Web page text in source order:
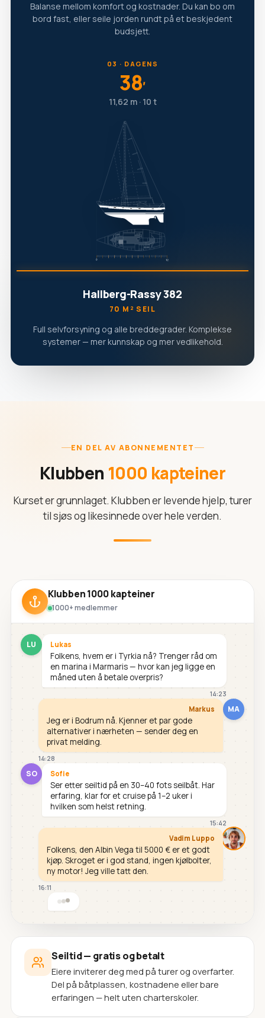
Balanse mellom komfort og kostnader. Du kan bo om
bord fast, eller seile jorden rundt på et beskjedent
budsjett.
03 · DAGENS
38′
11,62 m · 10 t
Hallberg-Rassy 382
70 M² SEIL
Full selvforsyning og alle breddegrader. Komplekse
systemer — mer kunnskap og mer vedlikehold.
EN DEL AV ABONNEMENTET
Klubben 1000 kapteiner
Kurset er grunnlaget. Klubben er levende hjelp, turer
til sjøs og likesinnede over hele verden.
Klubben 1000 kapteiner
1000+ medlemmer
LU Lukas
Folkens, hvem er i Tyrkia nå? Trenger råd om
en marina i Marmaris — hvor kan jeg ligge en
måned uten å betale overpris?
14:23
MA
Markus
Jeg er i Bodrum nå. Kjenner et par gode
alternativer i nærheten — sender deg en
privat melding.
14:28
SO Sofie
Ser etter seiltid på en 30–40 fots seilbåt. Har
erfaring, klar for et cruise på 1–2 uker i
hvilken som helst retning.
15:42
Vadim Luppo
Folkens, den Albin Vega til 5000 € er et godt
kjøp. Skroget er i god stand, ingen kjølbolter,
ny motor! Jeg ville tatt den.
16:11
Seiltid — gratis og betalt
Eiere inviterer deg med på turer og overfarter.
Del på båtplassen, kostnadene eller bare
erfaringen — helt uten charterskoler.